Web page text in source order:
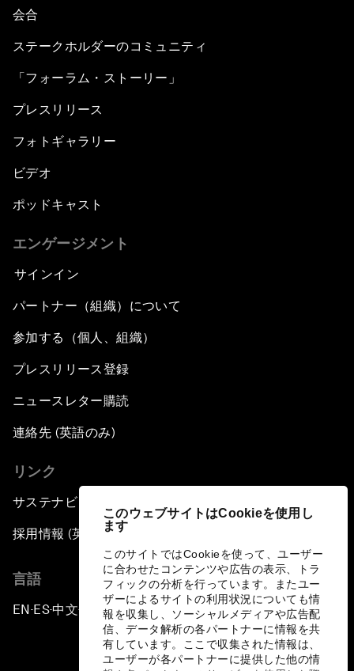
このウェブサイトはCookieを使用し
ます
このサイトではCookieを使って、ユーザー
に合わせたコンテンツや広告の表示、トラ
フィックの分析を行っています。またユー
ザーによるサイトの利用状況についても情
報を収集し、ソーシャルメディアや広告配
信、データ解析の各パートナーに情報を共
有しています。ここで収集された情報は、
ユーザーが各パートナーに提供した他の情
会合
ステークホルダーのコミュニティ
「フォーラム・ストーリー」
プレスリリース
フォトギャラリー
ビデオ
ポッドキャスト
エンゲージメント
サインイン
パートナー（組織）について
参加する（個人、組織）
プレスリリース登録
ニュースレター購読
連絡先 (英語のみ)
リンク
サステナビリティへの取り組み
採用情報 (英語のみ)
言語
EN ▪ES▪中文▪ 日本語